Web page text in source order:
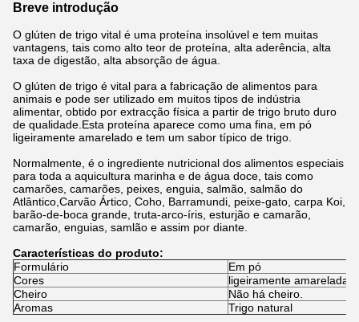
Breve introdução
O glúten de trigo vital é uma proteína insolúvel e tem muitas
vantagens, tais como alto teor de proteína, alta aderência, alta
taxa de digestão, alta absorção de água.
O glúten de trigo é vital para a fabricação de alimentos para
animais e pode ser utilizado em muitos tipos de indústria
alimentar, obtido por extracção física a partir de trigo bruto duro
de qualidade.Esta proteína aparece como uma fina, em pó
ligeiramente amarelado e tem um sabor típico de trigo.
Normalmente, é o ingrediente nutricional dos alimentos especiais
para toda a aquicultura marinha e de água doce, tais como
camarões, camarões, peixes, enguia, salmão, salmão do
Atlântico,Carvão Ártico, Coho, Barramundi, peixe-gato, carpa Koi,
barão-de-boca grande, truta-arco-íris, esturjão e camarão,
camarão, enguias, samlão e assim por diante.
Características do produto:
Formulário
Em pó
Cores
ligeiramente amarelada
Cheiro
Não há cheiro.
Aromas
Trigo natural